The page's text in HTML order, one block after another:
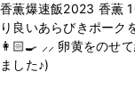
香薫爆速飯2023 香薫
り良いあらびきポーク
👩🏻‍🍳 ⸝⸝ 卵黄をのせ
ました♪)